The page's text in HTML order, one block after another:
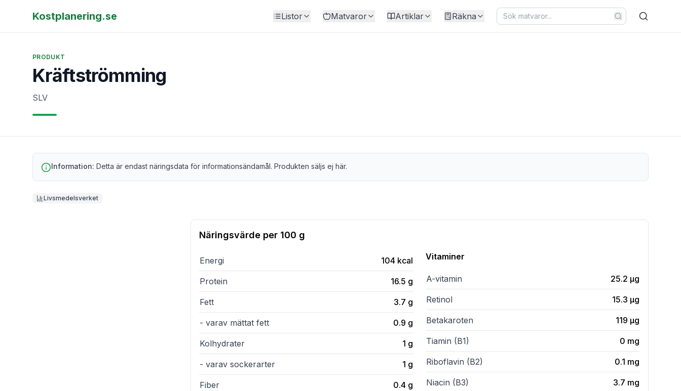
Kostplanering.se Listor Matvaror Artiklar Räkna
PRODUKT
Kräftströmming
SLV
Information: Detta är endast näringsdata för informationsändamål. Produkten säljs ej här.
Livsmedelsverket
Näringsvärde per 100 g
Energi 104 kcal
Protein 16.5 g
Fett 3.7 g
- varav mättat fett 0.9 g
Kolhydrater 1 g
- varav sockerarter 1 g
Fiber 0.4 g
Vitaminer
A-vitamin 25.2 µg
Retinol 15.3 µg
Betakaroten 119 µg
Tiamin (B1) 0 mg
Riboflavin (B2) 0.1 mg
Niacin (B3) 3.7 mg